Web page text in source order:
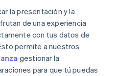
la presentación y la
de una experiencia
con tus datos de
permite a nuestros
gestionar la
para que tú puedas